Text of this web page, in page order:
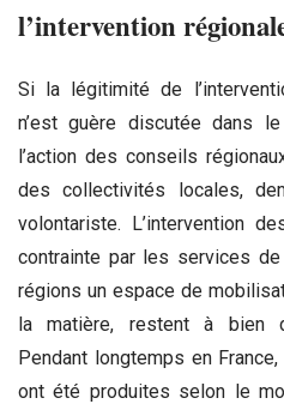
l’intervention
Si la légitimité de
n’est guère discutée dans
l’action des conseils
des collectivités locales,
volontariste. L’intervention
contrainte par les services
régions un espace de
la matière, restent à bien
Pendant longtemps en
ont été produites selon le